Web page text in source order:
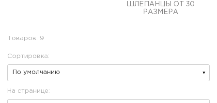
ШЛЕПАНЦЫ ОТ 30
РАЗМЕРА
Товаров: 9
Сортировка:
На странице: